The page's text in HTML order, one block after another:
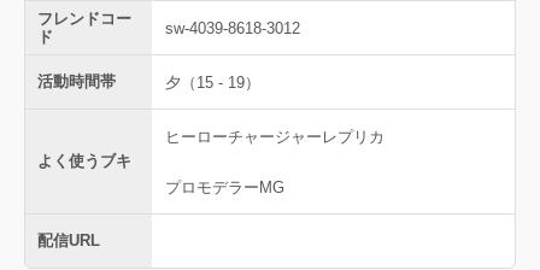
フレンドコー
ド
sw-4039-8618-3012
活動時間帯 夕（15 - 19）
よく使うブキ
ヒーローチャージャーレプリカ
プロモデラーMG
配信URL